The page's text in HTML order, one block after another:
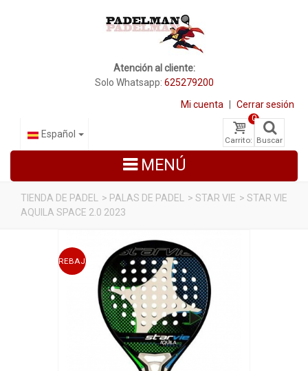
Atención al cliente:
Solo Whatsapp: 625279200
Mi cuenta Cerrar sesión
Carrito:
0
Buscar
Español
MENÚ
ZAPATILLAS DE PADEL
TIENDA DE PADEL > PALAS DE PADEL > STAR VIE > STAR VIE
AQUILA SPACE 2.0 2023
REBAJADO